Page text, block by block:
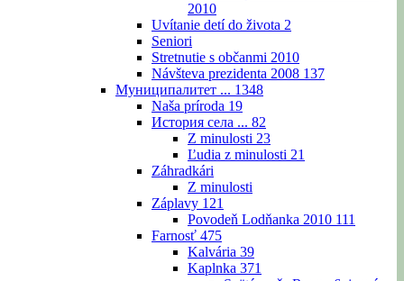
2010
Uvítanie detí do života 2
Seniori
Stretnutie s občanmi 2010
Návšteva prezidenta 2008 137
Муниципалитет ... 1348
Naša príroda 19
История села ... 82
Z minulosti 23
Ľudia z minulosti 21
Záhradkári
Z minulosti
Záplavy 121
Povodeň Lodňanka 2010 111
Farnosť 475
Kalvária 39
Kaplnka 371